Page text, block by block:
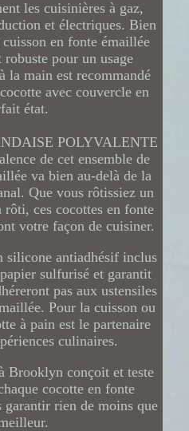
les cuisinières à gaz,
et électriques. Bien
en fonte émaillée
pour un usage
la main est recommandé
avec couvercle en
état.
POLYVALENTE
de cet ensemble de
va bien au-delà de la
Que vous rôtissiez un
ces cocottes en fonte
votre façon de cuisiner.
silicone antiadhésif inclus
sulfurisé et garantit
pas aux ustensiles
Pour la cuisson ou
à pain est le partenaire
culinaires.
Brooklyn conçoit et teste
cocotte en fonte
rien de moins que